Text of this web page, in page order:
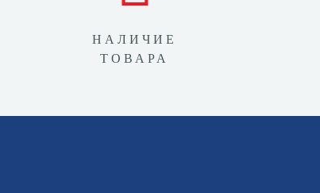
НАЛИЧИЕ
ТОВАРА